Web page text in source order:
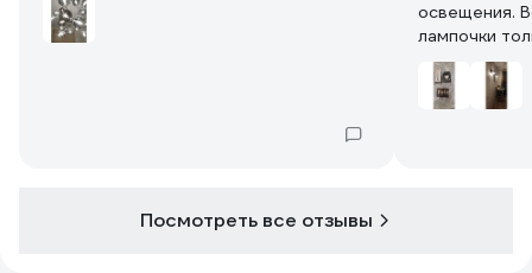
освещения.
лампочки
взамен
лампочки.Долгий срок
Посмотреть все отзывы